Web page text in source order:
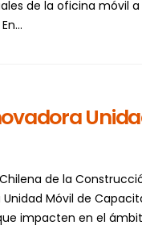
de la oficina móvil
de la
Móvil de
impacten en el